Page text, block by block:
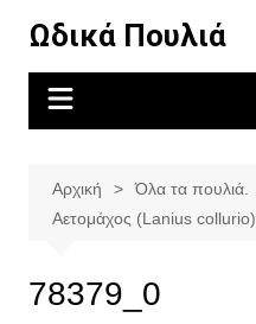
περιεχόμενο
Ωδικά Πουλιά
Αρχική
Όλα τα πουλιά.
Αετομάχος (Lanius collurio).
78379_0